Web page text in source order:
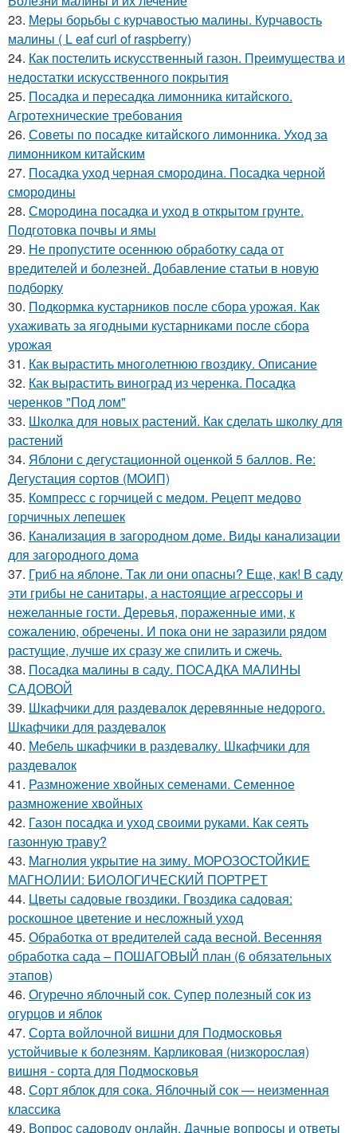
23. Меры борьбы с курчавостью малины. Курчавость
малины ( L eaf curl of raspberry)
24. Как постелить искусственный газон. Преимущества и
недостатки искусственного покрытия
25. Посадка и пересадка лимонника китайского.
Агротехнические требования
26. Советы по посадке китайского лимонника. Уход за
лимонником китайским
27. Посадка уход черная смородина. Посадка черной
смородины
28. Смородина посадка и уход в открытом грунте.
Подготовка почвы и ямы
29. Не пропустите осеннюю обработку сада от
вредителей и болезней. Добавление статьи в новую
подборку
30. Подкормка кустарников после сбора урожая. Как
ухаживать за ягодными кустарниками после сбора
урожая
31. Как вырастить многолетнюю гвоздику. Описание
32. Как вырастить виноград из черенка. Посадка
черенков "Под лом"
33. Школка для новых растений. Как сделать школку для
растений
34. Яблони с дегустационной оценкой 5 баллов. Re:
Дегустация сортов (МОИП)
35. Компресс с горчицей с медом. Рецепт медово
горчичных лепешек
36. Канализация в загородном доме. Виды канализации
для загородного дома
37. Гриб на яблоне. Так ли они опасны? Еще, как! В саду
эти грибы не санитары, а настоящие агрессоры и
нежеланные гости. Деревья, пораженные ими, к
сожалению, обречены. И пока они не заразили рядом
растущие, лучше их сразу же спилить и сжечь.
38. Посадка малины в саду. ПОСАДКА МАЛИНЫ
САДОВОЙ
39. Шкафчики для раздевалок деревянные недорого.
Шкафчики для раздевалок
40. Мебель шкафчики в раздевалку. Шкафчики для
раздевалок
41. Размножение хвойных семенами. Семенное
размножение хвойных
42. Газон посадка и уход своими руками. Как сеять
газонную траву?
43. Магнолия укрытие на зиму. МОРОЗОСТОЙКИЕ
МАГНОЛИИ: БИОЛОГИЧЕСКИЙ ПОРТРЕТ
44. Цветы садовые гвоздики. Гвоздика садовая:
роскошное цветение и несложный уход
45. Обработка от вредителей сада весной. Весенняя
обработка сада – ПОШАГОВЫЙ план (6 обязательных
этапов)
46. Огуречно яблочный сок. Супер полезный сок из
огурцов и яблок
47. Сорта войлочной вишни для Подмосковья
устойчивые к болезням. Карликовая (низкорослая)
вишня - сорта для Подмосковья
48. Сорт яблок для сока. Яблочный сок — неизменная
классика
49. Вопрос садоводу онлайн. Дачные вопросы и ответы